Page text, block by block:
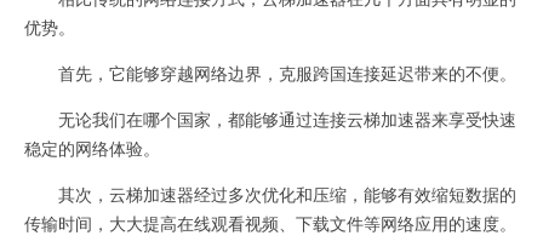
优势。
首先，它能够穿越网络边界，克服跨国连接延迟带来的不便。
无论我们在哪个国家，都能够通过连接云梯加速器来享受快速
稳定的网络体验。
其次，云梯加速器经过多次优化和压缩，能够有效缩短数据的
传输时间，大大提高在线观看视频、下载文件等网络应用的速度。